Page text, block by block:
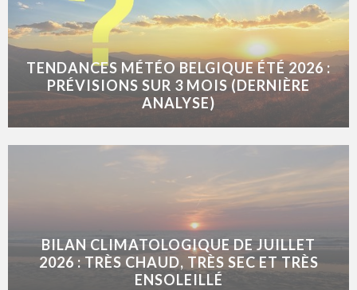
TENDANCES MÉTÉO BELGIQUE ÉTÉ 2026 :
PRÉVISIONS SUR 3 MOIS (DERNIÈRE
ANALYSE)
BILAN CLIMATOLOGIQUE DE JUILLET
2026 : TRÈS CHAUD, TRÈS SEC ET TRÈS
ENSOLEILLÉ